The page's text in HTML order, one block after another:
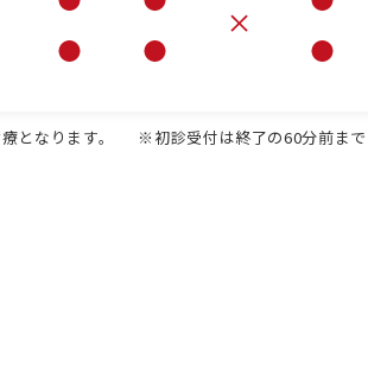
となります。 ※初診受付は終了の60分前まで